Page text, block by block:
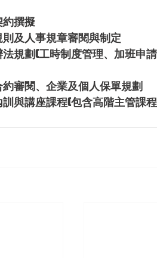
約撰擬
則及人事規章審閱與制定
法規劃(工時制度管理、加班申
審閱、企業及個人保單規劃
訓與講座課程(包含高階主管課